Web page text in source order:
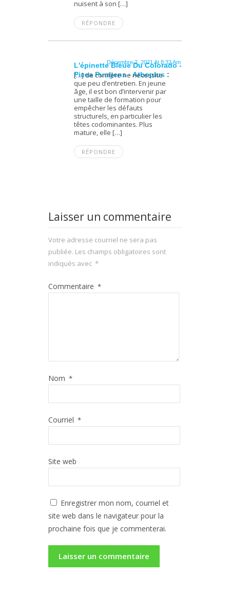
nuisent à son […]
RÉPONDRE
L'épinette Bleue Du Colorado -
Picea Pungens - Arboplus :
Décembre 2, 2021 At 8:32 Am
[…] de conifère ne nécessite
que peu d’entretien. En jeune
âge, il est bon d’intervenir par
une taille de formation pour
empêcher les défauts
structurels, en particulier les
têtes codominantes. Plus
mature, elle […]
RÉPONDRE
Laisser un commentaire
Votre adresse courriel ne sera pas
publiée. Les champs obligatoires sont
indiqués avec *
Commentaire *
Nom *
Courriel *
Site web
Enregistrer mon nom, courriel et
site web dans le navigateur pour la
prochaine fois que je commenterai.